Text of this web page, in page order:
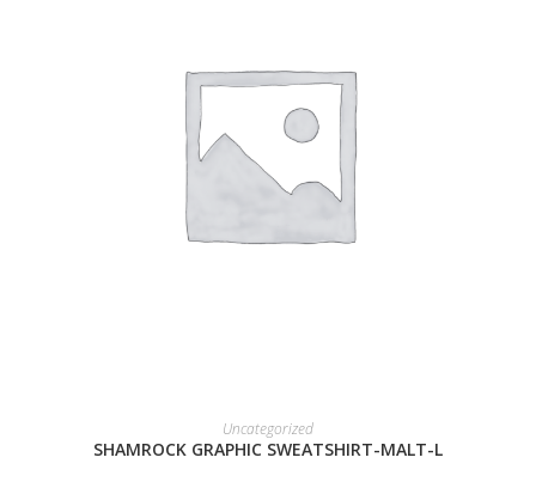
READ MORE
Uncategorized
SHAMROCK GRAPHIC SWEATSHIRT-MALT-L